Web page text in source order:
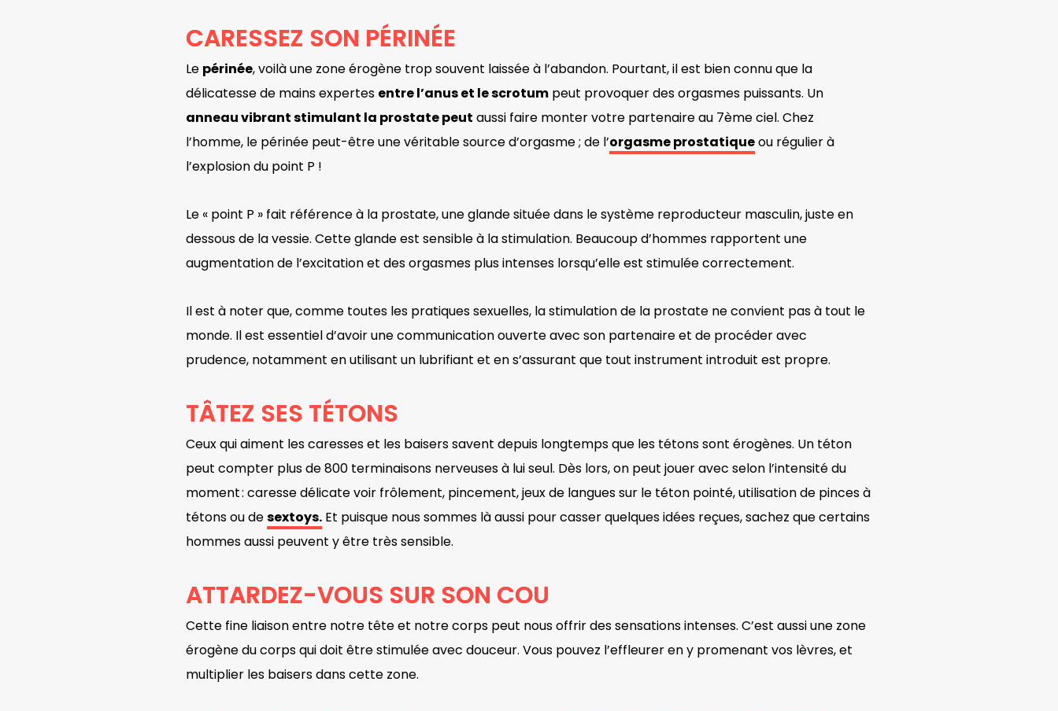
CARESSEZ SON PÉRINÉE
Le périnée, voilà une zone érogène trop souvent laissée à l’abandon. Pourtant, il est bien connu que la
délicatesse de mains expertes entre l’anus et le scrotum peut provoquer des orgasmes puissants. Un
anneau vibrant stimulant la prostate peut aussi faire monter votre partenaire au 7ème ciel. Chez
l’homme, le périnée peut-être une véritable source d’orgasme ; de l’orgasme prostatiqueou régulier à
l’explosion du point P !
Le « point P » fait référence à la prostate, une glande située dans le système reproducteur masculin, juste en
dessous de la vessie. Cette glande est sensible à la stimulation. Beaucoup d’hommes rapportent une
augmentation de l’excitation et des orgasmes plus intenses lorsqu’elle est stimulée correctement.
Il est à noter que, comme toutes les pratiques sexuelles, la stimulation de la prostate ne convient pas à tout le
monde. Il est essentiel d’avoir une communication ouverte avec son partenaire et de procéder avec
prudence, notamment en utilisant un lubrifiant et en s’assurant que tout instrument introduit est propre.
TÂTEZ SES TÉTONS
Ceux qui aiment les caresses et les baisers savent depuis longtemps que les tétons sont érogènes. Un téton
peut compter plus de 800 terminaisons nerveuses à lui seul. Dès lors, on peut jouer avec selon l’intensité du
moment : caresse délicate voir frôlement, pincement, jeux de langues sur le téton pointé, utilisation de pinces à
tétons ou desextoys. Et puisque nous sommes là aussi pour casser quelques idées reçues, sachez que certains
hommes aussi peuvent y être très sensible.
ATTARDEZ-VOUS SUR SON COU
Cette fine liaison entre notre tête et notre corps peut nous offrir des sensations intenses. C’est aussi une zone
érogène du corps qui doit être stimulée avec douceur. Vous pouvez l’effleurer en y promenant vos lèvres, et
multiplier les baisers dans cette zone.